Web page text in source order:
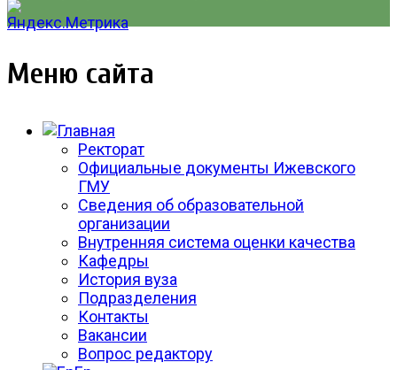
Меню сайта
Ректорат
Официальные документы Ижевского
ГМУ
Сведения об образовательной
организации
Внутренняя система оценки качества
Кафедры
История вуза
Подразделения
Контакты
Вакансии
Вопрос редактору